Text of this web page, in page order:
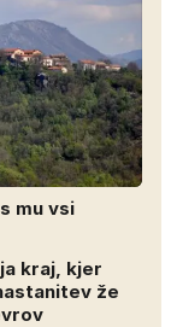
mu vsi
kraj, kjer
že